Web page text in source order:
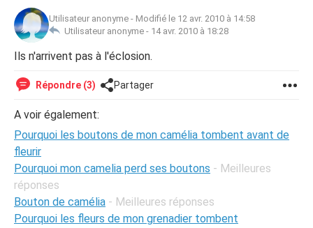
Utilisateur anonyme - Modifié le 12 avr. 2010 à 14:58
Utilisateur anonyme - 14 avr. 2010 à 18:28
Ils n'arrivent pas à l'éclosion.
Répondre (3) Partager
A voir également:
Pourquoi les boutons de mon camélia tombent avant de
fleurir
Pourquoi mon camelia perd ses boutons - Meilleures
réponses
Bouton de camélia - Meilleures réponses
Pourquoi les fleurs de mon grenadier tombent